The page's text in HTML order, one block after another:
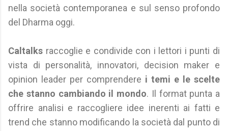
nella società contemporanea e sul senso profondo
del Dharma oggi.
Caltalks raccoglie e condivide con i lettori i punti di
vista di personalità, innovatori, decision maker e
opinion leader per comprendere i temi e le scelte
che stanno cambiando il mondo. Il format punta a
offrire analisi e raccogliere idee inerenti ai fatti e
trend che stanno modificando la società dal punto di